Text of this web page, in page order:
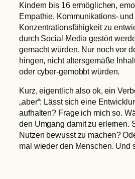
Kindern bis 16 ermöglichen,
Empathie, Kommunikations- und
Konzentrationsfähigkeit zu
durch Social Media gestört
gemacht würden. Nur noch vor
hingen, nicht altersgemäße
oder cyber-gemobbt würden.
Kurz, eigentlich also ok, ein
„aber“: Lässt sich eine
aufhalten? Frage ich mich so.
den Umgang damit zu erlernen.
Nutzen bewusst zu machen?
mal wieder den Menschen. Und